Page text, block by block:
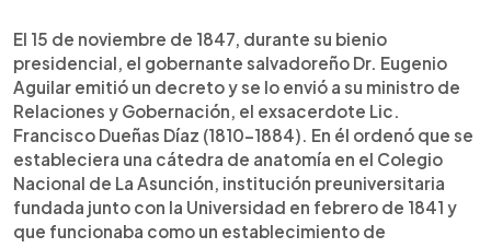
Escuchar artículo
El 15 de noviembre de 1847, durante su bienio
presidencial, el gobernante salvadoreño Dr. Eugenio
Aguilar emitió un decreto y se lo envió a su ministro de
Relaciones y Gobernación, el exsacerdote Lic.
Francisco Dueñas Díaz (1810-1884). En él ordenó que se
estableciera una cátedra de anatomía en el Colegio
Nacional de La Asunción, institución preuniversitaria
fundada junto con la Universidad en febrero de 1841 y
que funcionaba como un establecimiento de